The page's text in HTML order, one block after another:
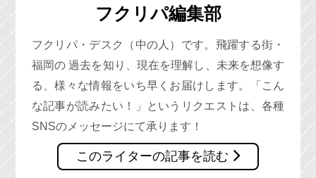
フクリパ編集部
フクリパ・デスク（中の人）です。飛躍する街・
福岡の 過去を知り、現在を理解し、未来を想像す
る、様々な情報をいち早くお届けします。「こん
な記事が読みたい！」というリクエストは、各種
SNSのメッセージにて承ります！
このライターの記事を読む